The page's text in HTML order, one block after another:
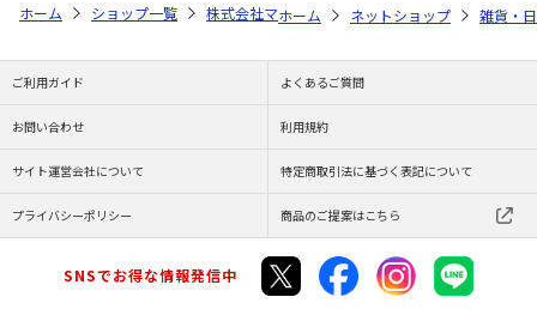
ホーム ショップ一覧 株式会社マインド ポケモン ゴルフマーカー
ホーム ネットショップ 雑貨・
ご利用ガイド よくあるご質問
お問い合わせ 利用規約
サイト運営会社について 特定商取引法に基づく表記について
プライバシーポリシー 商品のご提案はこちら
SNSでお得な情報発信中